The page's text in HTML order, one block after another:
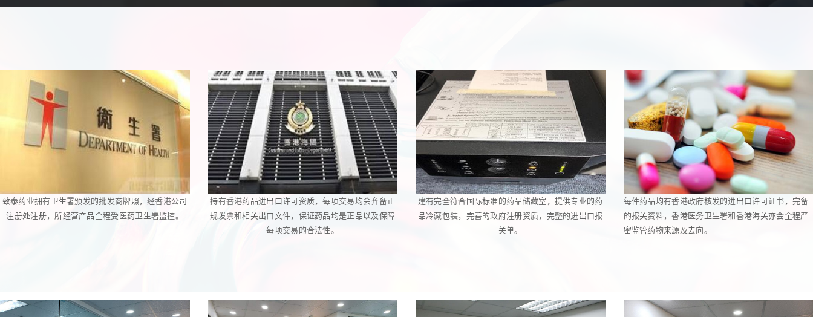
致泰药业拥有卫生署颁发的批发商牌照，经香港公司
注册处注册，所经营产品全程受医药卫生署监控。
持有香港药品进出口许可资质，每项交易均会齐备正
规发票和相关出口文件，保证药品均是正品以及保障
每项交易的合法性。
建有完全符合国际标准的药品储藏室，提供专业的药
品冷藏包装，完善的政府注册资质，完整的进出口报
关单。
每件药品均有香港政府核发的进出口许可证书，完备
的报关资料，香港医务卫生署和香港海关亦会全程严
密监管药物来源及去向。